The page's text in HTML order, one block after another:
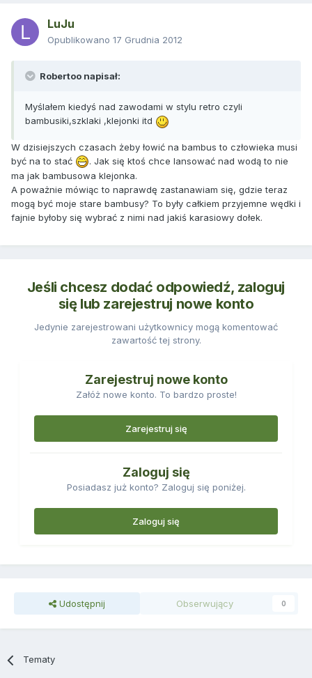
LuJu
Opublikowano 17 Grudnia 2012
Robertoo napisał:
Myślałem kiedyś nad zawodami w stylu retro czyli
bambusiki,szklaki ,klejonki itd
W dzisiejszych czasach żeby łowić na bambus to człowieka musi
być na to stać
. Jak się ktoś chce lansować nad wodą to nie
ma jak bambusowa klejonka.
A poważnie mówiąc to naprawdę zastanawiam się, gdzie teraz
mogą być moje stare bambusy? To były całkiem przyjemne wędki i
fajnie byłoby się wybrać z nimi nad jakiś karasiowy dołek.
Jeśli chcesz dodać odpowiedź, zaloguj
się lub zarejestruj nowe konto
Jedynie zarejestrowani użytkownicy mogą komentować
zawartość tej strony.
Zarejestruj nowe konto
Załóż nowe konto. To bardzo proste!
Zarejestruj się
Zaloguj się
Posiadasz już konto? Zaloguj się poniżej.
Zaloguj się
Udostępnij Obserwujący 0
Tematy